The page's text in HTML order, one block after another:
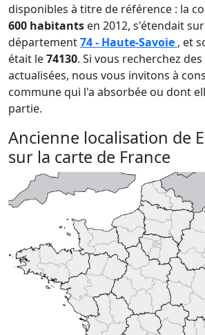
disponibles à titre de référence : la
600 habitants en 2012, s'étendait sur
département74 - Haute-Savoie , et
était le74130. Si vous recherchez
actualisées, nous vous invitons à
commune qui l'a absorbée ou dont
partie.
Ancienne localisation de
sur la carte de France